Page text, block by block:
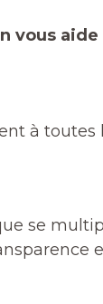
vous
à toutes
se